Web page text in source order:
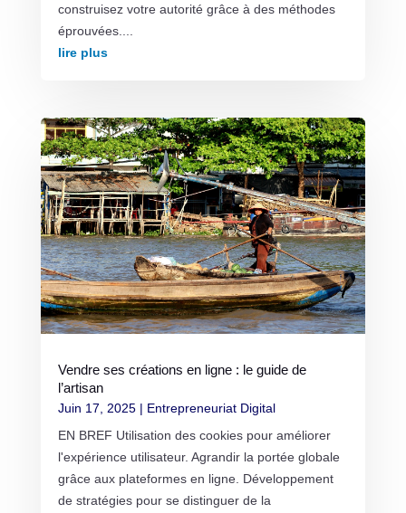
construisez votre autorité grâce à des méthodes
éprouvées....
lire plus
Vendre ses créations en ligne : le guide de
l’artisan
Juin 17, 2025| Entrepreneuriat Digital
EN BREF Utilisation des cookies pour améliorer
l'expérience utilisateur. Agrandir la portée globale
grâce aux plateformes en ligne. Développement
de stratégies pour se distinguer de la